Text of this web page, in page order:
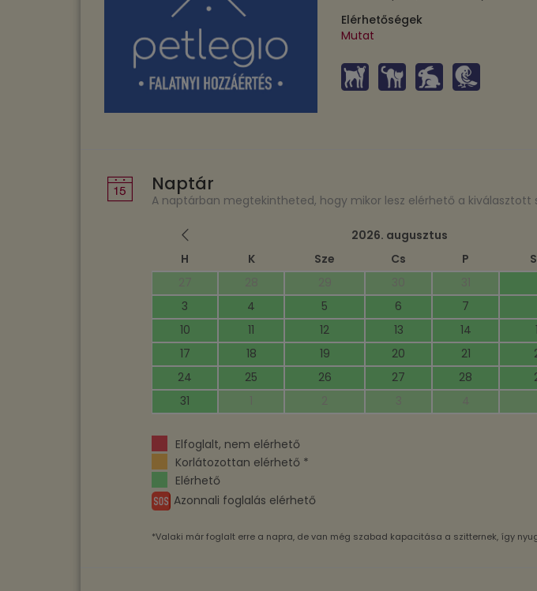
Elérhetőségek
Mutat
Naptár
A naptárban megtekintheted, hogy mikor lesz elérhető a kiválasztott
2026. augusztus
H
K Sze Cs P
27
28 29 30 31
3
4 5 6 7
10
11 12 13 14
17
18 19 20 21
24
25 26 27 28
31
1 2 3 4
Elfoglalt, nem elérhető
Korlátozottan elérhető *
Elérhető
Azonnali foglalás elérhető
*Valaki már foglalt erre a napra, de van még szabad kapacitása a szitternek, így